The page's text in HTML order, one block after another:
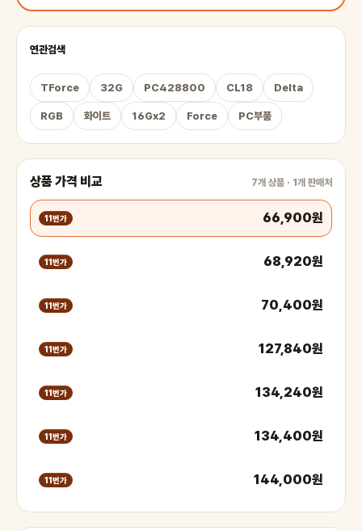
연관검색
TForce 32G PC428800 CL18 Delta
RGB 화이트 16Gx2 Force PC부품
상품 가격 비교 7개 상품 · 1개 판매처
11번가 66,900원
11번가 68,920원
11번가 70,400원
11번가 127,840원
11번가 134,240원
11번가 134,400원
11번가 144,000원